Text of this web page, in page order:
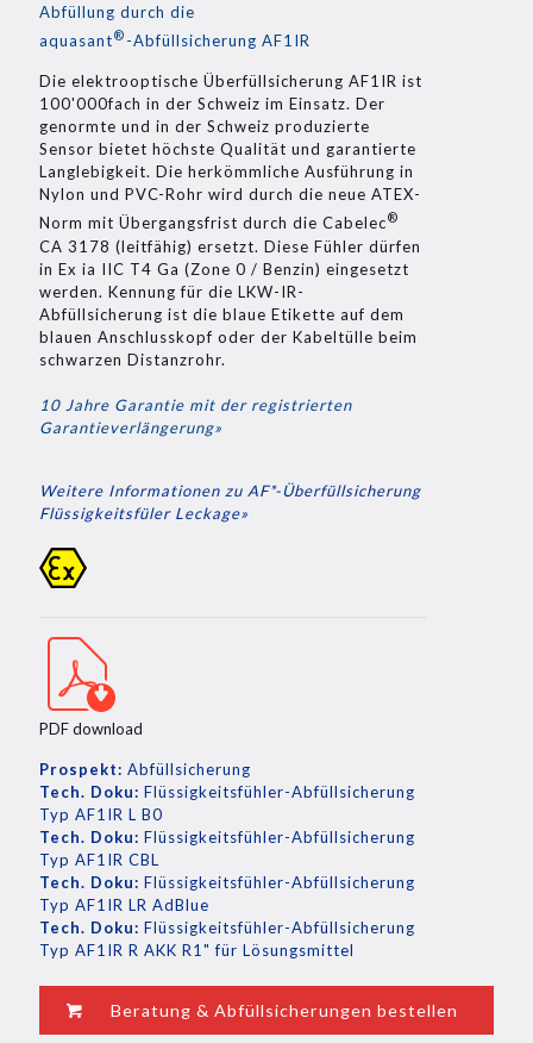
Abfüllung durch die
aquasant® -Abfüllsicherung AF1IR
Die elektrooptische Überfüllsicherung AF1IR ist
100'000fach in der Schweiz im Einsatz. Der
genormte und in der Schweiz produzierte
Sensor bietet höchste Qualität und garantierte
Langlebigkeit. Die herkömmliche Ausführung in
Nylon und PVC-Rohr wird durch die neue ATEX-
Norm mit Übergangsfrist durch die Cabelec®
CA 3178 (leitfähig) ersetzt. Diese Fühler dürfen
in Ex ia IIC T4 Ga (Zone 0 / Benzin) eingesetzt
werden. Kennung für die LKW-IR-
Abfüllsicherung ist die blaue Etikette auf dem
blauen Anschlusskopf oder der Kabeltülle beim
schwarzen Distanzrohr.
10 Jahre Garantie mit der registrierten
Garantieverlängerung»
Weitere Informationen zu AF*-Überfüllsicherung
Flüssigkeitsfüler Leckage»
PDF download
Prospekt: Abfüllsicherung
Tech. Doku: Flüssigkeitsfühler-Abfüllsicherung
Typ AF1IR L B0
Tech. Doku: Flüssigkeitsfühler-Abfüllsicherung
Typ AF1IR CBL
Tech. Doku: Flüssigkeitsfühler-Abfüllsicherung
Typ AF1IR LR AdBlue
Tech. Doku: Flüssigkeitsfühler-Abfüllsicherung
Typ AF1IR R AKK R1" für Lösungsmittel
Beratung & Abfüllsicherungen bestellen